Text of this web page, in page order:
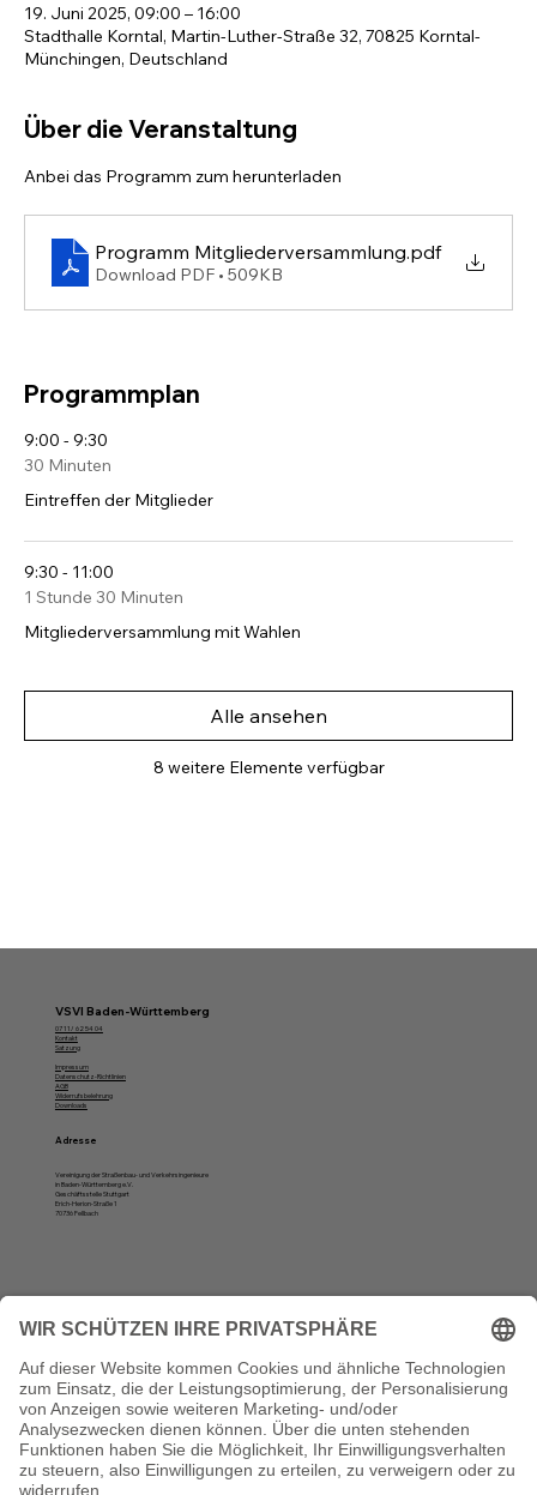
VSVI Baden-Württemberg
07 11/ 62 54 04
Kontakt
Satzung
Impressum
Datenschutz-Richtlinien
AGB
Widerrufsbelehrung
Downloads
Adresse
Vereinigung der Straßenbau- und Verkehrsingenieure
in Baden-Württemberg e.V.
Geschäftsstelle Stuttgart
Erich-Herion-Straße 1
70736 Fellbach
Montag, Dienstag und Donnerstag:
10 bis 12 Uhr und von 13 bis 16 Uhr
19. Juni 2025, 09:00 – 16:00
Stadthalle Korntal, Martin-Luther-Straße 32, 70825 Korntal-
Münchingen, Deutschland
Über die Veranstaltung
Anbei das Programm zum herunterladen
Programm Mitgliederversammlung.pdf
Download PDF • 509KB
Programmplan
9:00 - 9:30
30 Minuten
Eintreffen der Mitglieder
9:30 - 11:00
1 Stunde 30 Minuten
Mitgliederversammlung mit Wahlen
8 weitere Elemente verfügbar
Alle ansehen